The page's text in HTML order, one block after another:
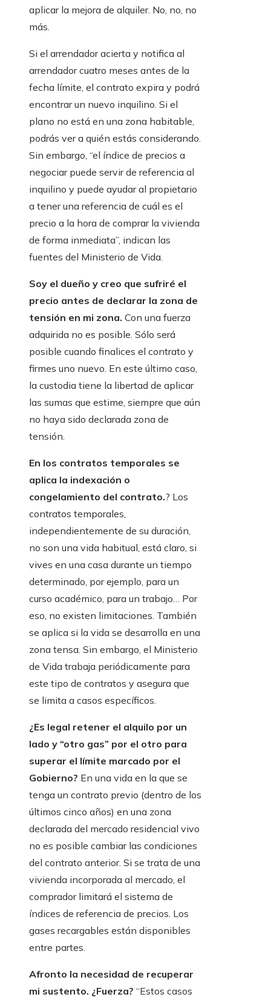
aplicar la mejora de alquiler. No, no, no
más.
Si el arrendador acierta y notifica al
arrendador cuatro meses antes de la
fecha límite, el contrato expira y podrá
encontrar un nuevo inquilino. Si el
plano no está en una zona habitable,
podrás ver a quién estás considerando.
Sin embargo, “el índice de precios a
negociar puede servir de referencia al
inquilino y puede ayudar al propietario
a tener una referencia de cuál es el
precio a la hora de comprar la vivienda
de forma inmediata”, indican las
fuentes del Ministerio de Vida.
Soy el dueño y creo que sufriré el
precio antes de declarar la zona de
tensión en mi zona. Con una fuerza
adquirida no es posible. Sólo será
posible cuando finalices el contrato y
firmes uno nuevo. En este último caso,
la custodia tiene la libertad de aplicar
las sumas que estime, siempre que aún
no haya sido declarada zona de
tensión.
En los contratos temporales se
aplica la indexación o
congelamiento del contrato.? Los
contratos temporales,
independientemente de su duración,
no son una vida habitual, está claro, si
vives en una casa durante un tiempo
determinado, por ejemplo, para un
curso académico, para un trabajo… Por
eso, no existen limitaciones. También
se aplica si la vida se desarrolla en una
zona tensa. Sin embargo, el Ministerio
de Vida trabaja periódicamente para
este tipo de contratos y asegura que
se limita a casos específicos.
¿Es legal retener el alquilo por un
lado y “otro gas” por el otro para
superar el límite marcado por el
Gobierno? En una vida en la que se
tenga un contrato previo (dentro de los
últimos cinco años) en una zona
declarada del mercado residencial vivo
no es posible cambiar las condiciones
del contrato anterior. Si se trata de una
vivienda incorporada al mercado, el
comprador limitará el sistema de
índices de referencia de precios. Los
gases recargables están disponibles
entre partes.
Afronto la necesidad de recuperar
mi sustento. ¿Fuerza? “Estos casos